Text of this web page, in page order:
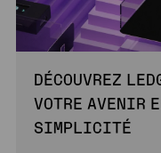
DÉCOUVREZ
VOTRE AVENIR
SIMPLICITÉ